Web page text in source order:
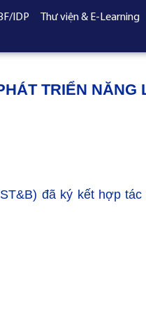
IDP Thư viện & E-Learning
TRIỂN
đã ký kết hợp